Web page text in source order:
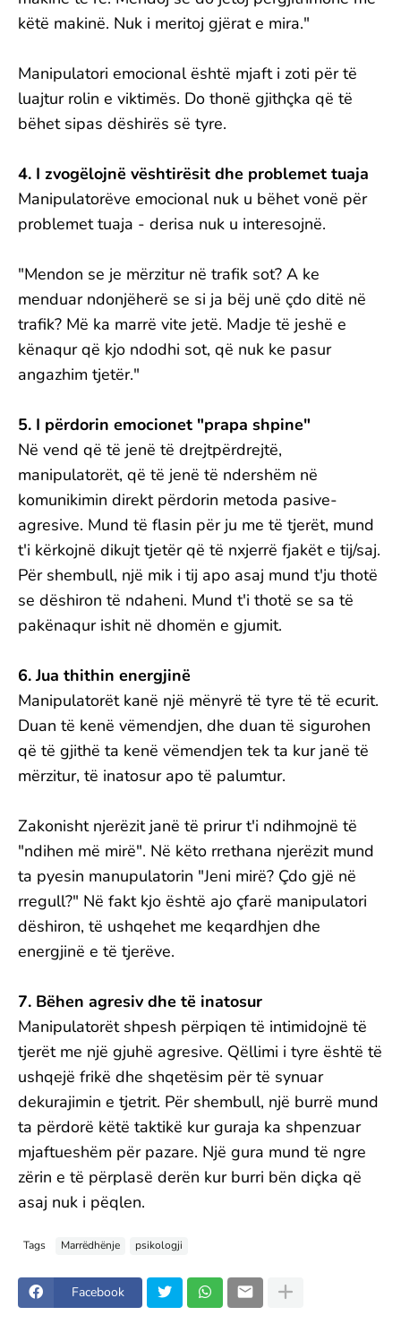
këtë makinë. Nuk i meritoj gjërat e mira."
Manipulatori emocional është mjaft i zoti për të
luajtur rolin e viktimës. Do thonë gjithçka që të
bëhet sipas dëshirës së tyre.
4. I zvogëlojnë vështirësit dhe problemet tuaja
Manipulatorëve emocional nuk u bëhet vonë për
problemet tuaja - derisa nuk u interesojnë.
"Mendon se je mërzitur në trafik sot? A ke
menduar ndonjëherë se si ja bëj unë çdo ditë në
trafik? Më ka marrë vite jetë. Madje të jeshë e
kënaqur që kjo ndodhi sot, që nuk ke pasur
angazhim tjetër."
5. I përdorin emocionet "prapa shpine"
Në vend që të jenë të drejtpërdrejtë,
manipulatorët, që të jenë të ndershëm në
komunikimin direkt përdorin metoda pasive-
agresive. Mund të flasin për ju me të tjerët, mund
t'i kërkojnë dikujt tjetër që të nxjerrë fjakët e tij/saj.
Për shembull, një mik i tij apo asaj mund t'ju thotë
se dëshiron të ndaheni. Mund t'i thotë se sa të
pakënaqur ishit në dhomën e gjumit.
6. Jua thithin energjinë
Manipulatorët kanë një mënyrë të tyre të të ecurit.
Duan të kenë vëmendjen, dhe duan të sigurohen
që të gjithë ta kenë vëmendjen tek ta kur janë të
mërzitur, të inatosur apo të palumtur.
Zakonisht njerëzit janë të prirur t'i ndihmojnë të
"ndihen më mirë". Në këto rrethana njerëzit mund
ta pyesin manupulatorin "Jeni mirë? Çdo gjë në
rregull?" Në fakt kjo është ajo çfarë manipulatori
dëshiron, të ushqehet me keqardhjen dhe
energjinë e të tjerëve.
7. Bëhen agresiv dhe të inatosur
Manipulatorët shpesh përpiqen të intimidojnë të
tjerët me një gjuhë agresive. Qëllimi i tyre është të
ushqejë frikë dhe shqetësim për të synuar
dekurajimin e tjetrit. Për shembull, një burrë mund
ta përdorë këtë taktikë kur guraja ka shpenzuar
mjaftueshëm për pazare. Një gura mund të ngre
zërin e të përplasë derën kur burri bën diçka që
asaj nuk i pëqlen.
Tags Marrëdhënje psikologji
Facebook